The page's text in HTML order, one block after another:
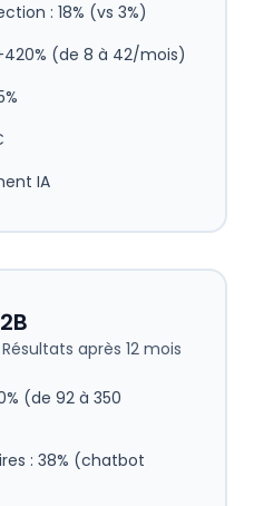
: 18% (vs 3%)
(de 8 à 42/mois)
IA
Résultats après 12 mois
(de 92 à 350
: 38% (chatbot